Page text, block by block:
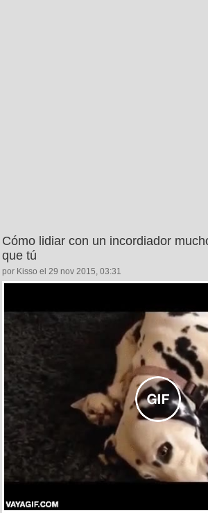
Cómo lidiar con un incordiador
que tú
por Kisso el 29 nov 2015, 03:31